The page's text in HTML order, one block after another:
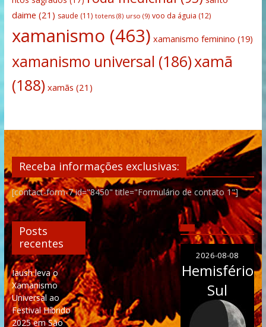
daime (21) saude (11) totens(8) urso (9) voo da águia (12)
xamanismo (463) xamanismo feminino (19)
xamanismo universal (186)xamã
(188) xamãs (21)
Receba informações exclusivas:
[contact-form-7 id="8450" title="Formulário de contato 1"]
Posts
recentes
Iaush leva o
Xamanismo
Universal ao
Festival Híbrido
2025 em São
2026-08-08
Hemisfério
Sul